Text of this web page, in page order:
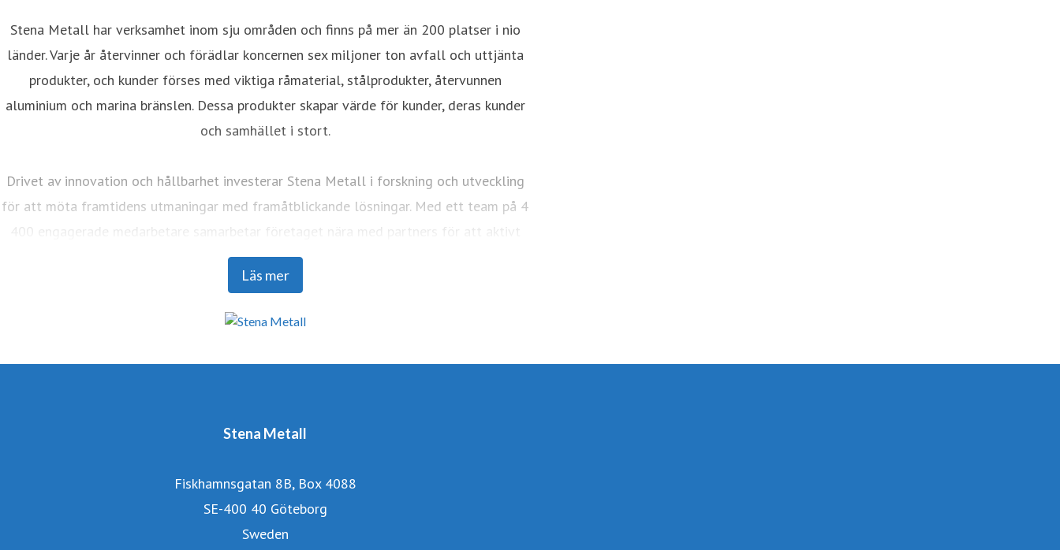
Läs mer
Stena Metall har verksamhet inom sju områden och finns på mer än 200 platser i nio
länder. Varje år återvinner och förädlar koncernen sex miljoner ton avfall och uttjänta
produkter, och kunder förses med viktiga råmaterial, stålprodukter, återvunnen
aluminium och marina bränslen. Dessa produkter skapar värde för kunder, deras kunder
och samhället i stort.
Drivet av innovation och hållbarhet investerar Stena Metall i forskning och utveckling
för att möta framtidens utmaningar med framåtblickande lösningar. Med ett team på 4
400 engagerade medarbetare samarbetar företaget nära med partners för att aktivt
bidra till utvecklingen av den cirkulära ekonomin.
Stena Metall
Fiskhamnsgatan 8B, Box 4088
SE-400 40 Göteborg
Sweden